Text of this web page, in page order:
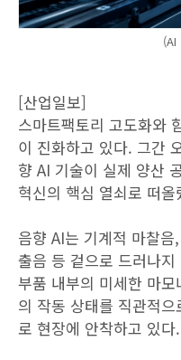
(AI
[산업일보]
스마트팩토리 고도화와
이 진화하고 있다. 그간
향 AI 기술이 실제 양산
혁신의 핵심 열쇠로 떠올
음향 AI는 기계적 마찰
출음 등 겉으로 드러나
부품 내부의 미세한 마
의 작동 상태를 직관적
로 현장에 안착하고 있다.